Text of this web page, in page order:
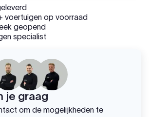
voertuigen op voorraad
geopend
specialist
je graag
om de mogelijkheden te